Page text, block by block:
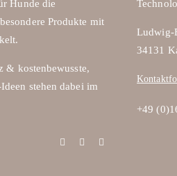
Hunde die
Produkte mit
& kostenbewusste,
stehen dabei im
Ludwig-
34131
+49